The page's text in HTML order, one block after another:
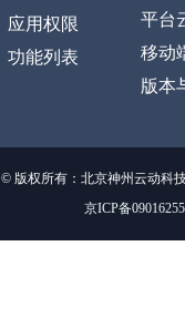
应用权限
功能列表
平台
移动
版本
© 版权所有：北京神州云动科
京ICP备